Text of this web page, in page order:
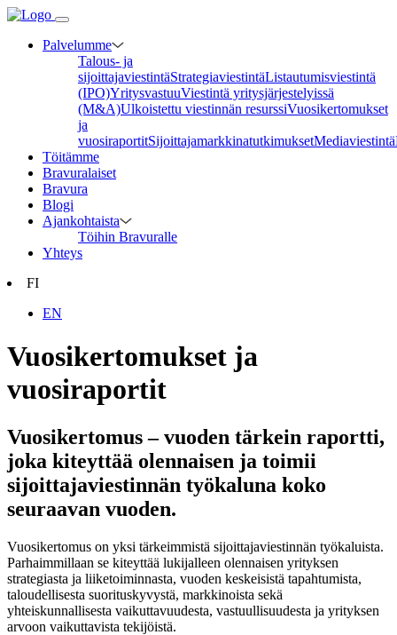
Palvelumme
Talous- ja
sijoittajaviestintäStrategiaviestintäListautumisviestintä
(IPO)YritysvastuuViestintä yritysjärjestelyissä
(M&A)Ulkoistettu viestinnän resurssiVuosikertomukset
ja
vuosiraportitSijoittajamarkkinatutkimuksetMediaviestintä
Töitämme
Bravuralaiset
Bravura
Blogi
Ajankohtaista
Töihin Bravuralle
Yhteys
FI
EN
Vuosikertomukset ja
vuosiraportit
Vuosikertomus – vuoden tärkein raportti,
joka kiteyttää olennaisen ja toimii
sijoittajaviestinnän työkaluna koko
seuraavan vuoden.
Vuosikertomus on yksi tärkeimmistä sijoittajaviestinnän työkaluista.
Parhaimmillaan se kiteyttää lukijalleen olennaisen yrityksen
strategiasta ja liiketoiminnasta, vuoden keskeisistä tapahtumista,
taloudellisesta suorituskyvystä, markkinoista sekä
yhteiskunnallisesta vaikuttavuudesta, vastuullisuudesta ja yrityksen
arvoon vaikuttavista tekijöistä.